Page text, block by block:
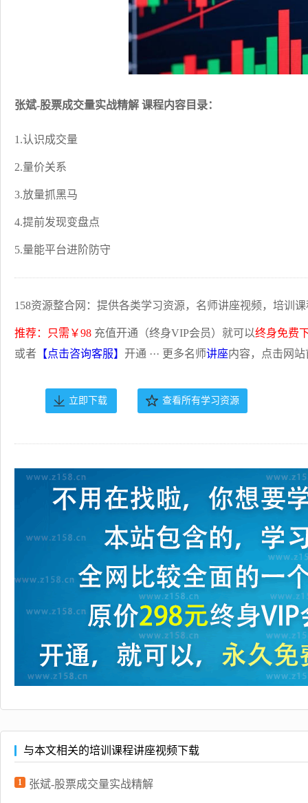
张斌-股票成交量实战精解 课程内容目录：
1.认识成交量
2.量价关系
3.放量抓黑马
4.提前发现变盘点
5.量能平台进阶防守
158资源整合网：提供各类学习资源，名师讲座视频，培训
推荐：只需￥98 充值开通（终身VIP会员）就可以终身免费
或者 【点击咨询客服】 开通 ··· 更多名师讲座内容，点击网
立即下载 查看所有学习资源
与本文相关的培训课程讲座视频下载
1 张斌-股票成交量实战精解